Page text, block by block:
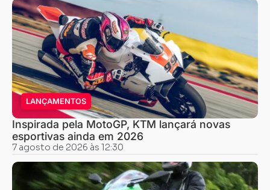
LANÇAMENTOS
Inspirada pela MotoGP, KTM lançará novas
esportivas ainda em 2026
7 agosto de 2026 às 12:30